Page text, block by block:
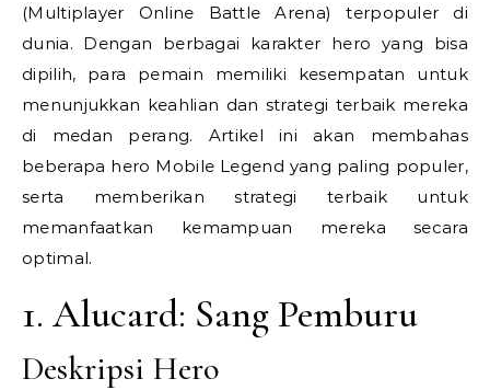
(Multiplayer Online Battle Arena) terpopuler di
dunia. Dengan berbagai karakter hero yang bisa
dipilih, para pemain memiliki kesempatan untuk
menunjukkan keahlian dan strategi terbaik mereka
di medan perang. Artikel ini akan membahas
beberapa hero Mobile Legend yang paling populer,
serta memberikan strategi terbaik untuk
memanfaatkan kemampuan mereka secara
optimal.
1. Alucard: Sang Pemburu
Deskripsi Hero